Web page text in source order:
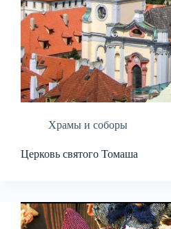
Храмы и соборы
Церковь святого Томаша